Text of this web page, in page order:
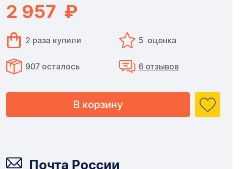
2 957 ₽
2 раза купили 5 оценка
907 осталось 6 отзывов
В корзину
Почта России